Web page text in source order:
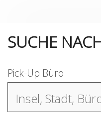
SUCHE
Pick-Up Büro